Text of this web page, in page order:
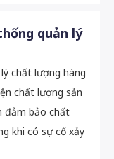
quản lý
chất lượng hàng
chất lượng sản
đảm bảo chất
khi có sự cố xảy